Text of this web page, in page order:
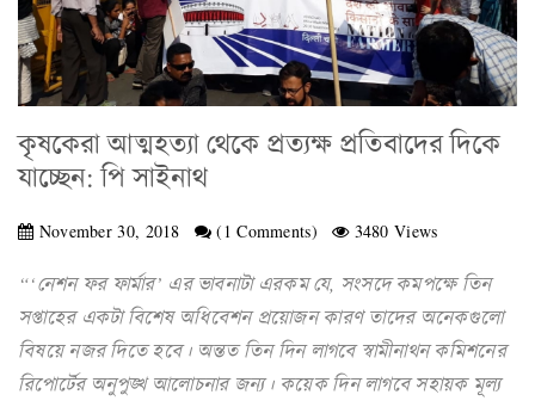
কৃষকেরা আত্মহত্যা থেকে প্রত্যক্ষ প্রতিবাদের দিকে
যাচ্ছেন: পি সাইনাথ
November 30, 2018 (1 Comments) 3480 Views
“‘নেশন ফর ফার্মার’ এর ভাবনাটা এরকম যে, সংসদে কমপক্ষে তিন
সপ্তাহের একটা বিশেষ অধিবেশন প্রয়োজন কারণ তাদের অনেকগুলো
বিষয়ে নজর দিতে হবে। অন্তত তিন দিন লাগবে স্বামীনাথন কমিশনের
রিপোর্টের অনুপুঙ্খ আলোচনার জন্য। কয়েক দিন লাগবে সহায়ক মূল্য